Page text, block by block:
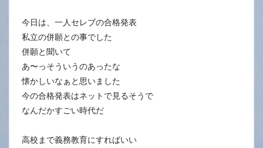
今日は、一人セレブの合格発表
私立の併願との事でした
併願と聞いて
あ〜っそういうのあったな
懐かしいなぁと思いました
今の合格発表はネットで見るそうで
なんだかすごい時代だ
高校まで義務教育にすればいい